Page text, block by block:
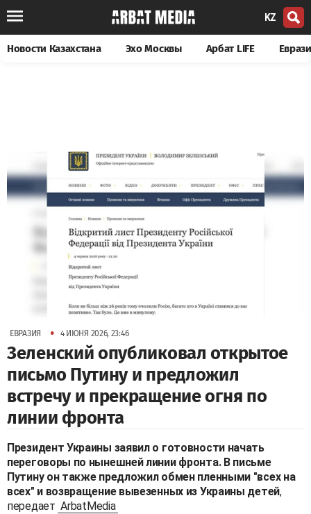
KZ
Новости Казахстана Эхо Москвы Арбат LIFE
ЕВРАЗИЯ • 4 ИЮНЯ 2026, 23:46
Зеленский опубликовал открытое
письмо Путину и предложил
встречу и прекращение огня по
линии фронта
Президент Украины заявил о готовности начать
переговоры по нынешней линии фронта. В письме
Путину он также предложил обмен пленными "всех на
всех" и возвращение вывезенных из Украины детей,
передает ArbatMedia